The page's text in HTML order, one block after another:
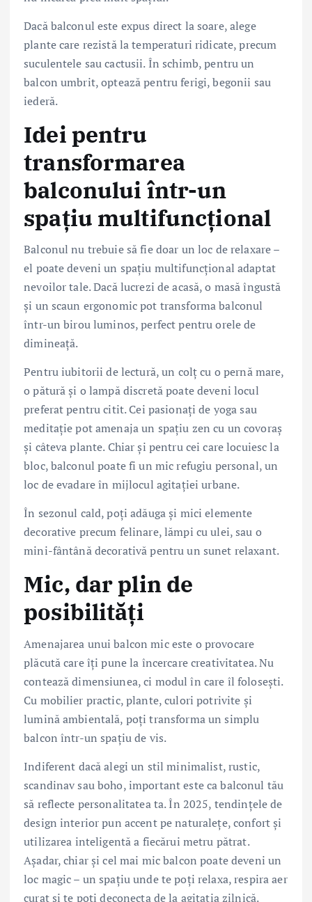
Dacă balconul este expus direct la soare, alege
plante care rezistă la temperaturi ridicate, precum
suculentele sau cactusii. În schimb, pentru un
balcon umbrit, optează pentru ferigi, begonii sau
iederă.
Idei pentru
transformarea
balconului într-un
spațiu multifuncțional
Balconul nu trebuie să fie doar un loc de relaxare –
el poate deveni un spațiu multifuncțional adaptat
nevoilor tale. Dacă lucrezi de acasă, o masă îngustă
și un scaun ergonomic pot transforma balconul
într-un birou luminos, perfect pentru orele de
dimineață.
Pentru iubitorii de lectură, un colț cu o pernă mare,
o pătură și o lampă discretă poate deveni locul
preferat pentru citit. Cei pasionați de yoga sau
meditație pot amenaja un spațiu zen cu un covoraș
și câteva plante. Chiar și pentru cei care locuiesc la
bloc, balconul poate fi un mic refugiu personal, un
loc de evadare în mijlocul agitației urbane.
În sezonul cald, poți adăuga și mici elemente
decorative precum felinare, lămpi cu ulei, sau o
mini-fântână decorativă pentru un sunet relaxant.
Mic, dar plin de
posibilități
Amenajarea unui balcon mic este o provocare
plăcută care îți pune la încercare creativitatea. Nu
contează dimensiunea, ci modul în care îl folosești.
Cu mobilier practic, plante, culori potrivite și
lumină ambientală, poți transforma un simplu
balcon într-un spațiu de vis.
Indiferent dacă alegi un stil minimalist, rustic,
scandinav sau boho, important este ca balconul tău
să reflecte personalitatea ta. În 2025, tendințele de
design interior pun accent pe naturalețe, confort și
utilizarea inteligentă a fiecărui metru pătrat.
Așadar, chiar și cel mai mic balcon poate deveni un
loc magic – un spațiu unde te poți relaxa, respira aer
curat și te poți deconecta de la agitația zilnică.